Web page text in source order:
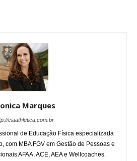
Marques
ciaathletica.com.br
de Educação Física especializada
com MBA FGV em Gestão de Pessoas e
AFAA, ACE, AEA e Wellcoaches.